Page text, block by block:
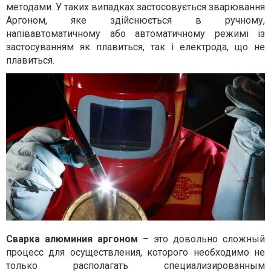
методами. У таких випадках застосовується зварювання
Аргоном, яке здійснюється в ручному,
напівавтоматичному або автоматичному режимі із
застосуванням як плавиться, так і електрода, що не
плавиться.
Сварка алюминия аргоном – это довольно сложный
процесс для осуществления, которого необходимо не
только располагать специализированным